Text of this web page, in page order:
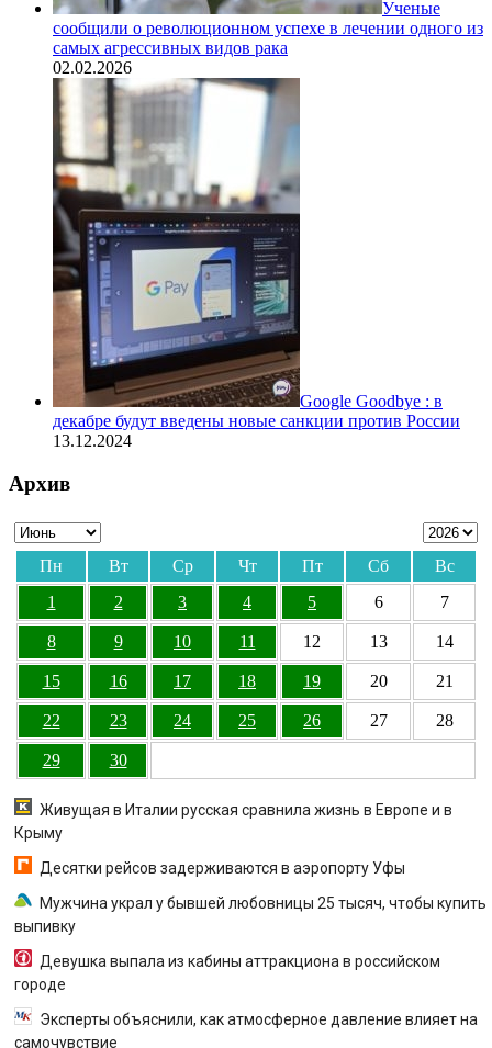
Ученые
сообщили о революционном успехе в лечении одного из
самых агрессивных видов рака
02.02.2026
Google Goodbye : в
декабре будут введены новые санкции против России
13.12.2024
Архив
Пн Вт Ср Чт Пт Сб
Вс
1
2 3 4 5 6 7
8 9 10 11 12 13 14
15 16 17 18 19 20 21
22 23 24 25 26 27 28
29 30
Живущая в Италии русская сравнила жизнь в Европе и в
Крыму
Десятки рейсов задерживаются в аэропорту Уфы
Мужчина украл у бывшей любовницы 25 тысяч, чтобы купить
выпивку
Девушка выпала из кабины аттракциона в российском
городе
Эксперты объяснили, как атмосферное давление влияет на
самочувствие